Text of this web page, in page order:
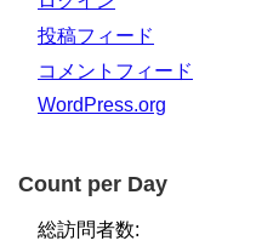
投稿フィード
コメントフィード
WordPress.org
Count per Day
総訪問者数: